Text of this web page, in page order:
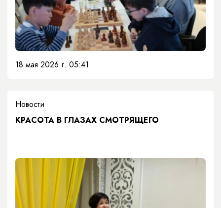
18 мая 2026 г. 05:41
Новости
КРАСОТА В ГЛАЗАХ СМОТРЯЩЕГО